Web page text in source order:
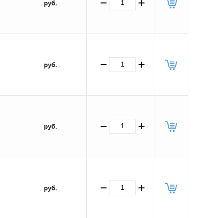
руб.
руб.
руб.
руб.